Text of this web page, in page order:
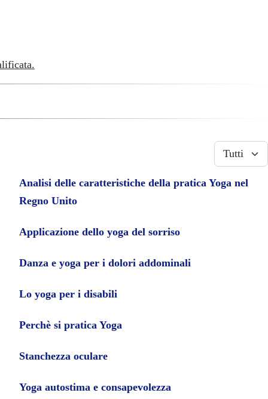
Visualizza
Analisi delle caratteristiche della pratica Yoga nel
Regno Unito
Applicazione dello yoga del sorriso
Danza e yoga per i dolori addominali
Lo yoga per i disabili
Perchè si pratica Yoga
Stanchezza oculare
Yoga autostima e consapevolezza